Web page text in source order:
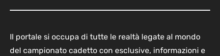
Il portale si occupa di tutte le realtà legate al mondo
del campionato cadetto con esclusive, informazioni e